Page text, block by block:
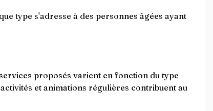
type s'adresse à des personnes âgées ayant
proposés varient en fonction du type
et animations régulières contribuent au